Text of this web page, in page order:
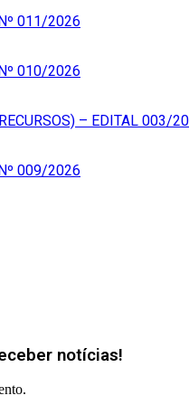
011/2026
010/2026
– EDITAL 003/
009/2026
notícias!